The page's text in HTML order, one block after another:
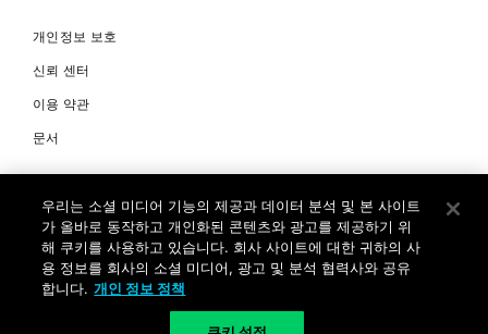
개인정보 보호
신뢰 센터
이용 약관
문서
Networks Korea, Ltd. All rights reserved. 여러 가지 상표에 대한
소유권은 각 소유자에게 있습니다. 사업자 등록번호: 120-87-72963.
대표자 : 제프리찰스트루 서울특별시 서초구 서초대로74길 4, 1층 (삼성
생명 서초타워) TEL: +82-2-568-4353
우리는 소셜 미디어 기능의 제공과 데이터 분석 및 본 사이트
가 올바로 동작하고 개인화된 콘텐츠와 광고를 제공하기 위
해 쿠키를 사용하고 있습니다. 회사 사이트에 대한 귀하의 사
용 정보를 회사의 소셜 미디어, 광고 및 분석 협력사와 공유
합니다. 개인 정보 정책